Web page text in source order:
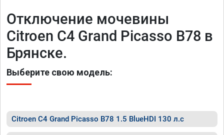
Отключение мочевины
Citroen C4 Grand Picasso B78 в
Брянске.
Выберите свою модель:
Citroen C4 Grand Picasso B78 1.5 BlueHDI 130 л.с